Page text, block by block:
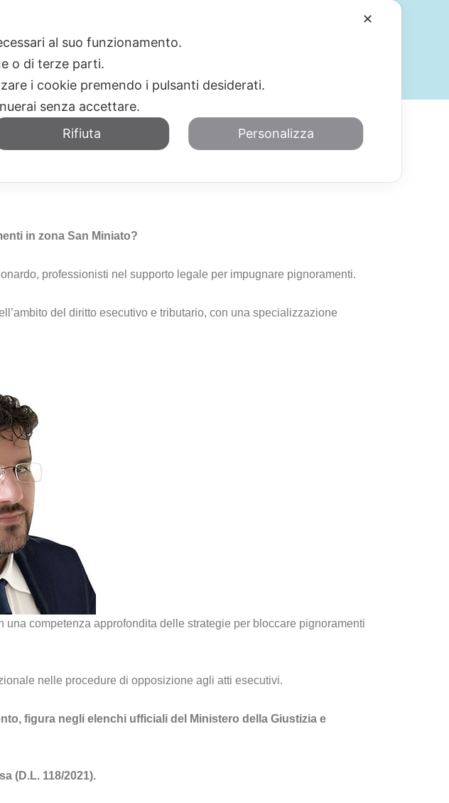
CHI SIAMO SERVIZI
in zona San Miniato?
professionisti nel supporto legale per impugnare pignoramenti.
del diritto esecutivo e tributario, con una specializzazione
competenza approfondita delle strategie per bloccare pignoramenti
nelle procedure di opposizione agli atti esecutivi.
figura negli elenchi ufficiali del Ministero della Giustizia e
(D.L. 118/2021).
✕
al suo funzionamento.
o di terze parti.
i cookie premendo i pulsanti desiderati.
senza accettare.
Rifiuta Personalizza